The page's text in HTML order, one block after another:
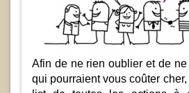
Afin de ne rien oublier et de
qui pourraient vous coûter